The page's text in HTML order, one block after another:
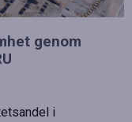
genom
i